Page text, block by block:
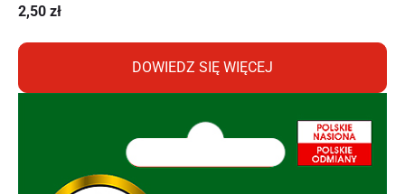
2,50 zł
DOWIEDZ SIĘ WIĘCEJ